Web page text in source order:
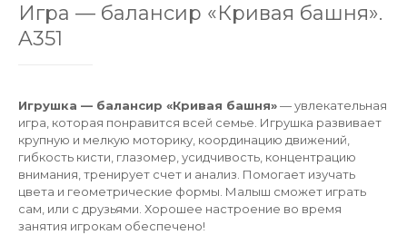
Игра — балансир «Кривая башня».
A351
Игрушка — балансир «Кривая башня»— увлекательная
игра, которая понравится всей семье. Игрушка развивает
крупную и мелкую моторику, координацию движений,
гибкость кисти, глазомер, усидчивость, концентрацию
внимания, тренирует счет и анализ. Помогает изучать
цвета и геометрические формы. Малыш сможет играть
сам, или с друзьями. Хорошее настроение во время
занятия игрокам обеспечено!